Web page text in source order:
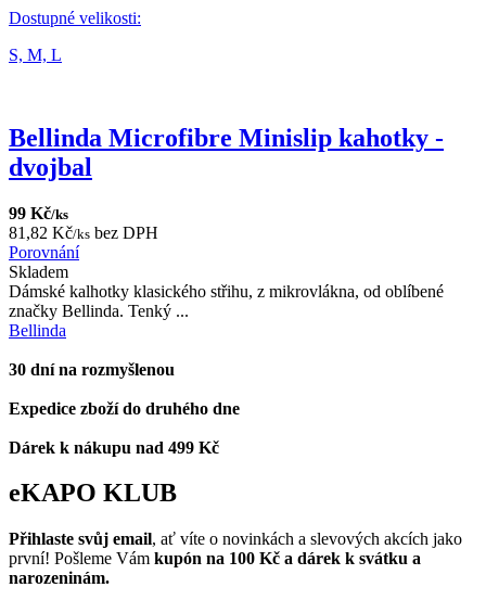
Dostupné velikosti:
S, M, L
Bellinda Microfibre Minislip kahotky -
dvojbal
99 Kč/ks
81,82 Kč/ks bez DPH
Porovnání
Skladem
Dámské kalhotky klasického střihu, z mikrovlákna, od oblíbené
značky Bellinda. Tenký ...
Bellinda
30 dní na rozmyšlenou
Expedice zboží do druhého dne
Dárek k nákupu nad 499 Kč
eKAPO KLUB
Přihlaste svůj email, ať víte o novinkách a slevových akcích jako
první! Pošleme Vám kupón na 100 Kč a dárek k svátku a
narozeninám.